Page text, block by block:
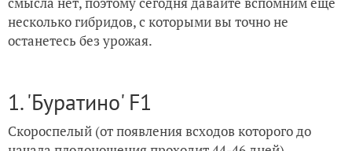
несколько гибридов, с которыми вы точно не
останетесь без урожая.
1. 'Буратино' F1
Скороспелый (от появления всходов которого до